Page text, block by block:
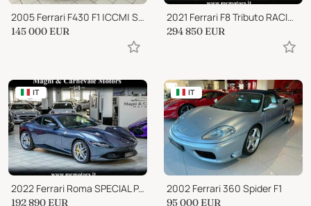
2005 Ferrari F430 F1 |CCM| SEDILI RACING| CARBONIO
145 000 EUR
2021 Ferrari F8 Tributo RACING SEATS+BELTS|CARBON+LEDS
294 850 EUR
IT
2022 Ferrari Roma SPECIAL PAINT|DISPLAY PASS|SCUDETTI|20"|FULL ELECT
192 890 EUR
IT
2002 Ferrari 360 Spider F1
95 000 EUR